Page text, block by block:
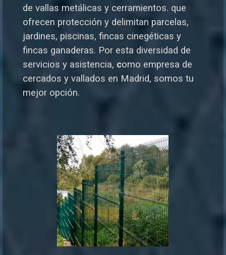
de vallas metálicas y cerramientos. que
ofrecen protección y delimitan parcelas,
jardines, piscinas, fincas cinegéticas y
fincas ganaderas. Por esta diversidad de
servicios y asistencia, como empresa de
cercados y vallados en Madrid, somos tu
mejor opción.